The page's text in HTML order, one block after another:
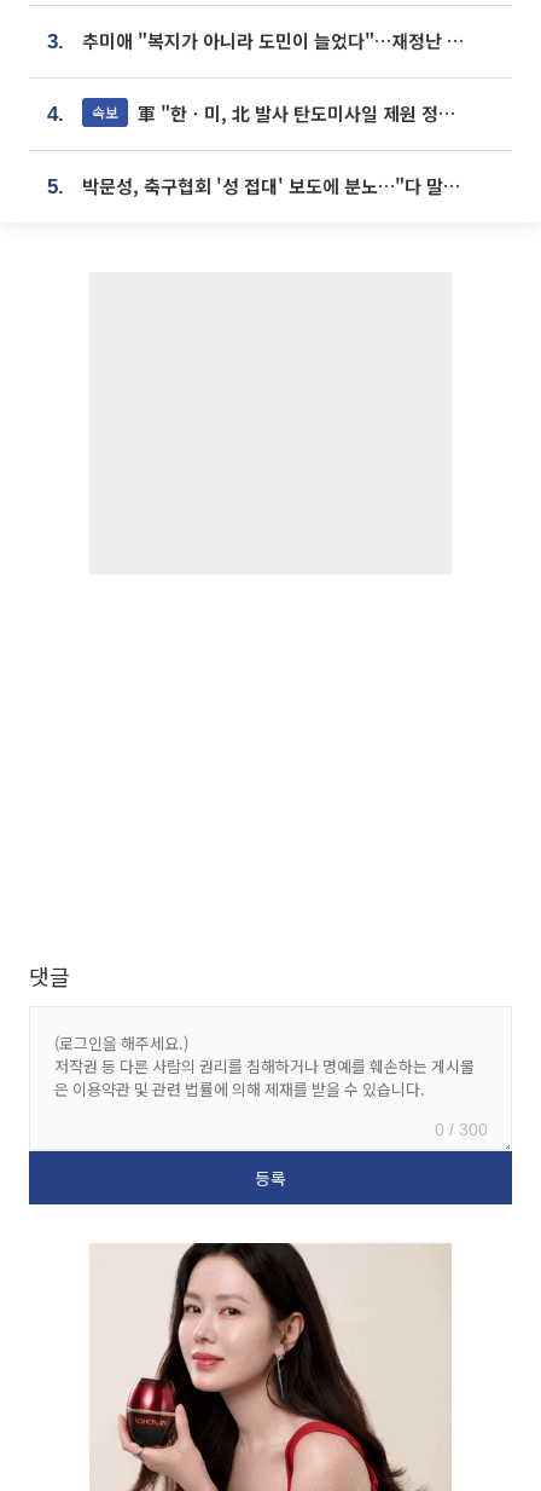
3. 추미애 "복지가 아니라 도민이 늘었다"…재정난 책임론 정면돌파
4. 속보 軍 "한ㆍ미, 北 발사 탄도미사일 제원 정밀분석 중"
5. 박문성, 축구협회 '성 접대' 보도에 분노…"다 말아먹으려고 작정했나"
댓글
0 / 300